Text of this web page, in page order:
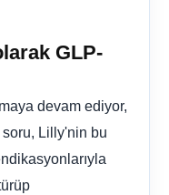
GLP-
devam ediyor,
Lilly'nin bu